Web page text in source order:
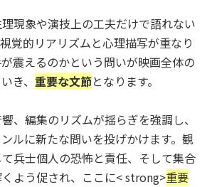
現象や演技上の工夫だけで語れない
覚的リアリズムと心理描写が重なり
震えるのかという問いが映画全体の
き、 重要な文節となります。
、編集のリズムが揺らぎを強調し、
ルに新たな問いを投げかけます。観
兵士個人の恐怖と責任、そして集合
よう促され、ここに< strong>重要